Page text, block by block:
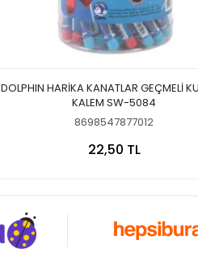
DOLPHIN HARİKA KANATLAR GEÇMELİ
KALEM SW-5084
8698547877012
22,50 TL